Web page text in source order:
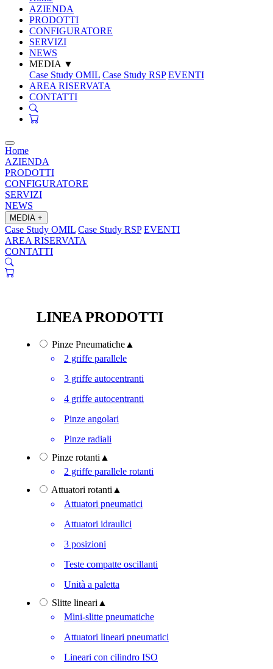
AZIENDA
PRODOTTI
CONFIGURATORE
SERVIZI
NEWS
MEDIA ▼
Case Study OMIL Case Study RSP EVENTI
AREA RISERVATA
CONTATTI
Home
AZIENDA
PRODOTTI
CONFIGURATORE
SERVIZI
NEWS
MEDIA +
Case Study OMIL Case Study RSP EVENTI
AREA RISERVATA
CONTATTI
LINEA PRODOTTI
Pinze Pneumatiche ▲
2 griffe parallele
3 griffe autocentranti
4 griffe autocentranti
Pinze angolari
Pinze radiali
Pinze rotanti ▲
2 griffe parallele rotanti
Attuatori rotanti ▲
Attuatori pneumatici
Attuatori idraulici
3 posizioni
Teste compatte oscillanti
Unità a paletta
Slitte lineari ▲
Mini-slitte pneumatiche
Attuatori lineari pneumatici
Lineari con cilindro ISO